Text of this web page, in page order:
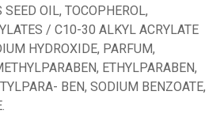
OIL, TOCOPHEROL,
/ C10-30 ALKYL ACRYLATE
HYDROXIDE, PARFUM,
ETHYLPARABEN,
BEN, SODIUM BENZOATE,